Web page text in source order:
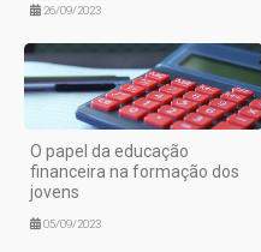
26/09/2023
O papel da educação
financeira na formação dos
jovens
05/09/2023